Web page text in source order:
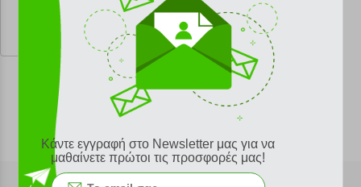
κωδ. 108179816
12.61 €
Ελάχιστη 30 ημερών 14.01 €
Προτεινόμενη λιανική 14.01 €
Κάντε εγγραφή στο Newsletter μας για να
μαθαίνετε πρώτοι τις προσφορές μας!